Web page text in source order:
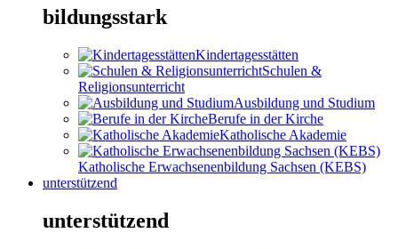
bildungsstark
Kindertagesstätten
Schulen &
Religionsunterricht
Ausbildung und Studium
Berufe in der Kirche
Katholische Akademie
Katholische Erwachsenenbildung Sachsen (KEBS)
unterstützend
unterstützend